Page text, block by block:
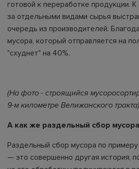
готовой к переработке продукции. К
за отдельными видами сырья
очередь из производителей.
мусора, который отправляется на
"схуднет" на 40%.
(На фото - строящийся
9-м километре Велижанского тракта)
А как же раздельный сбор
Раздельный сбор мусора по
— это совершенно другая история,